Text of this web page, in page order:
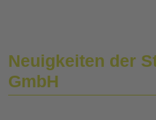
Neuigkeiten der
GmbH